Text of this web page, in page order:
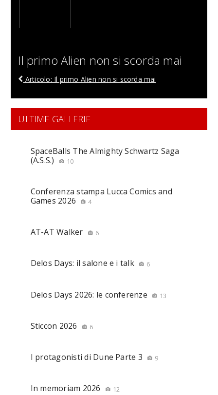
Il primo Alien non si scorda mai
Articolo: Il primo Alien non si scorda mai
ULTIME GALLERIE
SpaceBalls The Almighty Schwartz Saga
(A.S.S.)
10
Conferenza stampa Lucca Comics and
Games 2026
4
AT-AT Walker 6
Delos Days: il salone e i talk 6
Delos Days 2026: le conferenze 13
Sticcon 2026 6
I protagonisti di Dune Parte 3 9
In memoriam 2026 12